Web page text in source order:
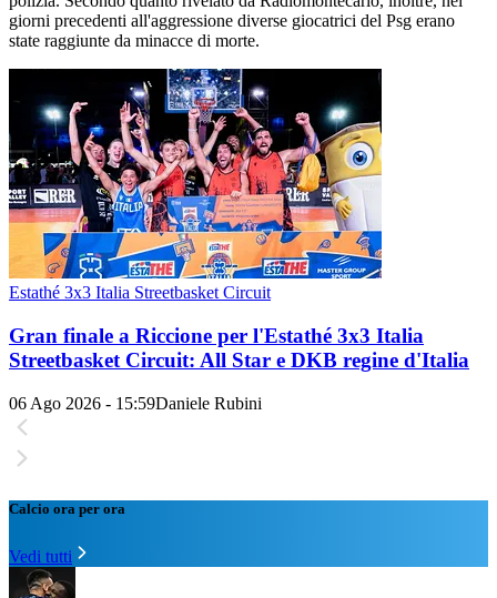
giorni precedenti all'aggressione diverse giocatrici del Psg erano
state raggiunte da minacce di morte.
Estathé 3x3 Italia Streetbasket Circuit
Gran finale a Riccione per l'Estathé 3x3 Italia
Streetbasket Circuit: All Star e DKB regine d'Italia
06 Ago 2026 - 15:59Daniele Rubini
Calcio ora per ora
Vedi tutti